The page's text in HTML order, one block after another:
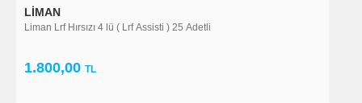
LIMAN
Liman Lrf Hırsızı 4 lü ( Lrf Assisti ) 25 Adetli
1.800,00 TL